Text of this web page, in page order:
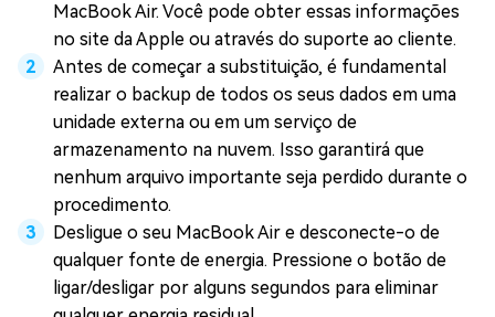
MacBook Air. Você pode obter essas informações
no site da Apple ou através do suporte ao cliente.
Antes de começar a substituição, é fundamental
realizar o backup de todos os seus dados em uma
unidade externa ou em um serviço de
armazenamento na nuvem. Isso garantirá que
nenhum arquivo importante seja perdido durante o
procedimento.
Desligue o seu MacBook Air e desconecte-o de
qualquer fonte de energia. Pressione o botão de
ligar/desligar por alguns segundos para eliminar